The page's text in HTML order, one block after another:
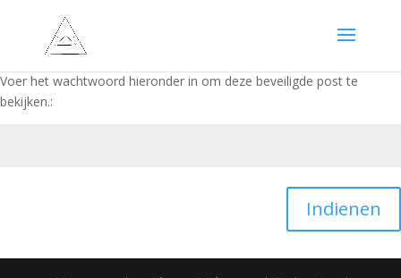
Voer het wachtwoord hieronder in om deze beveiligde post te
bekijken.:
Indienen